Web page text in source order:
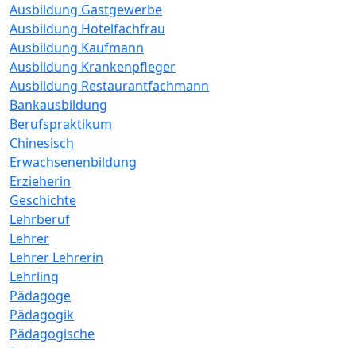
Ausbildung Gastgewerbe
Ausbildung Hotelfachfrau
Ausbildung Kaufmann
Ausbildung Krankenpfleger
Ausbildung Restaurantfachmann
Bankausbildung
Berufspraktikum
Chinesisch
Erwachsenenbildung
Erzieherin
Geschichte
Lehrberuf
Lehrer
Lehrer Lehrerin
Lehrling
Pädagoge
Pädagogik
Pädagogische